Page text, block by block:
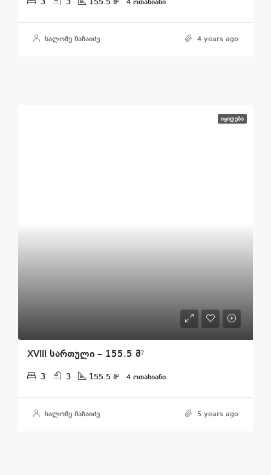
3 3 155.5 მ² 4 ᲝᲗᲐᲮᲘᲐᲜᲘ
სალომე მაჩაიძე 4 years ago
ᲘᲧᲘᲓᲔᲑᲐ
XVIII სართული – 155.5 მ²
3 3 155.5 მ² 4 ᲝᲗᲐᲮᲘᲐᲜᲘ
სალომე მაჩაიძე 5 years ago